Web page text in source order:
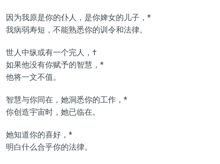
因为我原是你的仆人，是你婢女的儿子，*
我病弱寿短，不能熟悉你的训令和法律。
世人中纵或有一个完人，†
如果他没有你赋予的智慧，*
他将一文不值。
智慧与你同在，她洞悉你的工作，*
你创造宇宙时，她已临在。
她知道你的喜好，*
明白什么合乎你的法律。